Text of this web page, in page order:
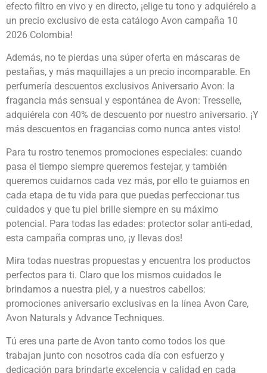
efecto filtro en vivo y en directo, ¡elige tu tono y adquiérelo a
un precio exclusivo de esta catálogo Avon campaña 10
2026 Colombia!
Además, no te pierdas una súper oferta en máscaras de
pestañas, y más maquillajes a un precio incomparable. En
perfumería descuentos exclusivos Aniversario Avon: la
fragancia más sensual y espontánea de Avon: Tresselle,
adquiérela con 40% de descuento por nuestro aniversario. ¡Y
más descuentos en fragancias como nunca antes visto!
Para tu rostro tenemos promociones especiales: cuando
pasa el tiempo siempre queremos festejar, y también
queremos cuidarnos cada vez más, por ello te guiamos en
cada etapa de tu vida para que puedas perfeccionar tus
cuidados y que tu piel brille siempre en su máximo
potencial. Para todas las edades: protector solar anti-edad,
esta campaña compras uno, ¡y llevas dos!
Mira todas nuestras propuestas y encuentra los productos
perfectos para ti. Claro que los mismos cuidados le
brindamos a nuestra piel, y a nuestros cabellos:
promociones aniversario exclusivas en la línea Avon Care,
Avon Naturals y Advance Techniques.
Tú eres una parte de Avon tanto como todos los que
trabajan junto con nosotros cada día con esfuerzo y
dedicación para brindarte excelencia y calidad en cada